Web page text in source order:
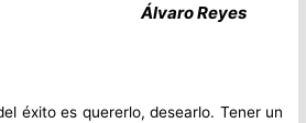
Álvaro Reyes
éxito es quererlo, desearlo. Tener un